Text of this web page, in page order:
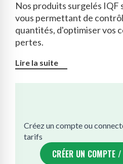
Nos produits surgelés IQF
vous permettant de
quantités, d'optimiser vos
pertes.
Lire la suite
Créez un compte ou
tarifs
CRÉER UN COMPTE